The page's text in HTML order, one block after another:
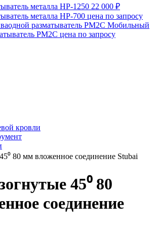
металла HP-1250 22 000 ₽
металла HP-700 цена по запросу
разматыватель РМ2С Мобильный
РМ2С цена по запросу
кровли
80 мм вложенное соединение Stubai
45⁰ 80
соединение